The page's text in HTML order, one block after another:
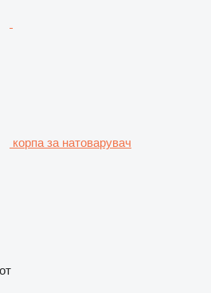
корпа за натоварувач